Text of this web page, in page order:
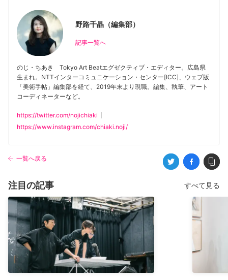
野路千晶（編集部）
記事一覧へ
のじ・ちあき Tokyo Art Beatエグゼクティブ・エディター。広島県
生まれ。NTTインターコミュニケーション・センター[ICC]、ウェブ版
「美術手帖」編集部を経て、2019年末より現職。編集、執筆、アート
コーディネーターなど。
https://twitter.com/nojichiaki
https://www.instagram.com/chiaki.noji/
一覧へ戻る
注目の記事 すべて見る